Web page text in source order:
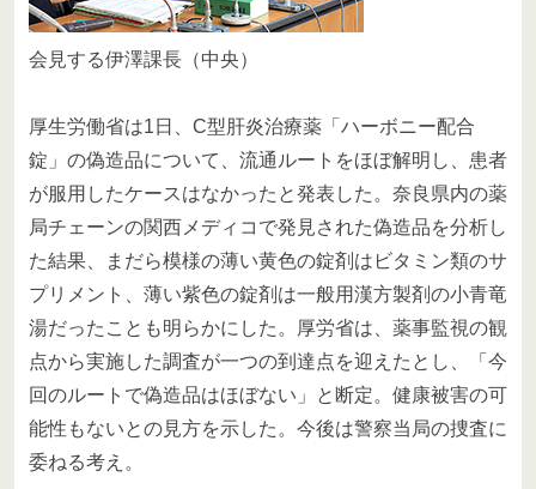
会見する伊澤課長（中央）
厚生労働省は1日、C型肝炎治療薬「ハーボニー配合
錠」の偽造品について、流通ルートをほぼ解明し、患者
が服用したケースはなかったと発表した。奈良県内の薬
局チェーンの関西メディコで発見された偽造品を分析し
た結果、まだら模様の薄い黄色の錠剤はビタミン類のサ
プリメント、薄い紫色の錠剤は一般用漢方製剤の小青竜
湯だったことも明らかにした。厚労省は、薬事監視の観
点から実施した調査が一つの到達点を迎えたとし、「今
回のルートで偽造品はほぼない」と断定。健康被害の可
能性もないとの見方を示した。今後は警察当局の捜査に
委ねる考え。